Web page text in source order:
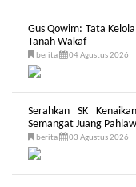
Gus Qowim: Tata
Tanah Wakaf
berita 04 Agustus 2026
Serahkan SK
Semangat Juang
berita 03 Agustus 2026